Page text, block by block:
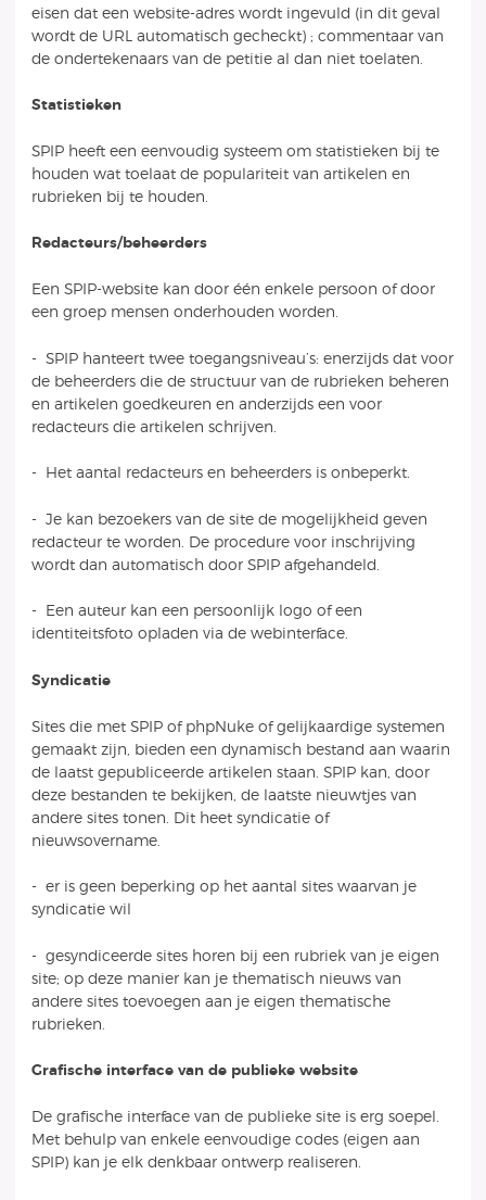
eisen dat een website-adres wordt ingevuld (in dit geval
wordt de URL automatisch gecheckt) ; commentaar van
de ondertekenaars van de petitie al dan niet toelaten.
Statistieken
SPIP heeft een eenvoudig systeem om statistieken bij te
houden wat toelaat de populariteit van artikelen en
rubrieken bij te houden.
Redacteurs/beheerders
Een SPIP-website kan door één enkele persoon of door
een groep mensen onderhouden worden.
- SPIP hanteert twee toegangsniveau’s: enerzijds dat voor
de beheerders die de structuur van de rubrieken beheren
en artikelen goedkeuren en anderzijds een voor
redacteurs die artikelen schrijven.
- Het aantal redacteurs en beheerders is onbeperkt.
- Je kan bezoekers van de site de mogelijkheid geven
redacteur te worden. De procedure voor inschrijving
wordt dan automatisch door SPIP afgehandeld.
- Een auteur kan een persoonlijk logo of een
identiteitsfoto opladen via de webinterface.
Syndicatie
Sites die met SPIP of phpNuke of gelijkaardige systemen
gemaakt zijn, bieden een dynamisch bestand aan waarin
de laatst gepubliceerde artikelen staan. SPIP kan, door
deze bestanden te bekijken, de laatste nieuwtjes van
andere sites tonen. Dit heet syndicatie of
nieuwsovername.
- er is geen beperking op het aantal sites waarvan je
syndicatie wil
- gesyndiceerde sites horen bij een rubriek van je eigen
site; op deze manier kan je thematisch nieuws van
andere sites toevoegen aan je eigen thematische
rubrieken.
Grafische interface van de publieke website
De grafische interface van de publieke site is erg soepel.
Met behulp van enkele eenvoudige codes (eigen aan
SPIP) kan je elk denkbaar ontwerp realiseren.